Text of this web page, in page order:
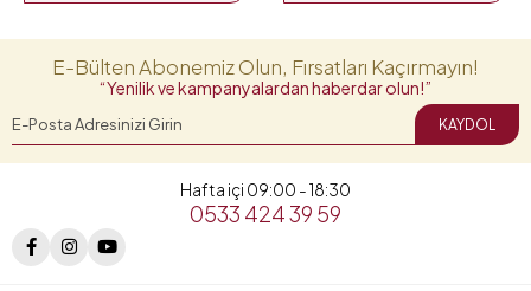
E-Bülten Abonemiz Olun, Fırsatları Kaçırmayın!
“Yenilik ve kampanyalardan haberdar olun!”
KAYDOL
Hafta içi 09:00 - 18:30
0533 424 39 59